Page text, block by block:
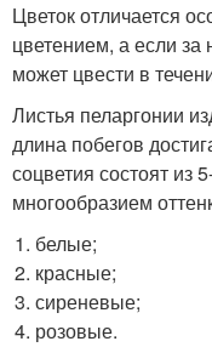
Цветок отличается
цветением, а если
может цвести в
Листья пеларгонии
длина побегов
соцветия состоят из
многообразием
белые;
красные;
сиреневые;
розовые.